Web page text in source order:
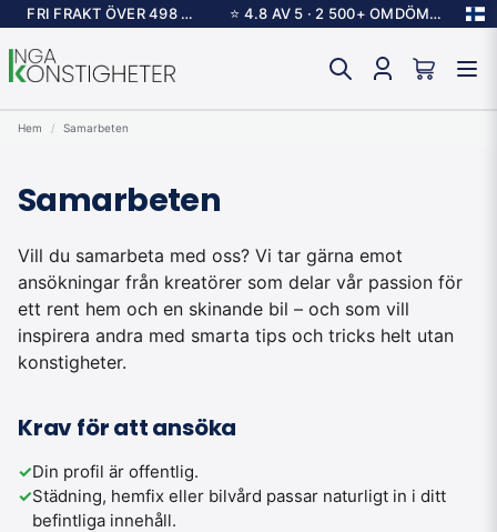
FRI FRAKT ÖVER 498 KR ⭐ 4.8 AV 5 · 2 500+ OMDÖMEN
Hem Samarbeten
Samarbeten
Vill du samarbeta med oss? Vi tar gärna emot
ansökningar från kreatörer som delar vår passion för
ett rent hem och en skinande bil – och som vill
inspirera andra med smarta tips och tricks helt utan
konstigheter.
Krav för att ansöka
✓Din profil är offentlig.
✓Städning, hemfix eller bilvård passar naturligt in i ditt
befintliga innehåll.